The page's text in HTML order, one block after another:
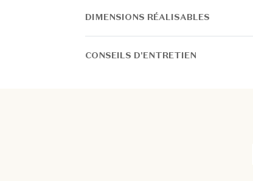
DIMENSIONS RÉALISABLES
CONSEILS D'ENTRETIEN